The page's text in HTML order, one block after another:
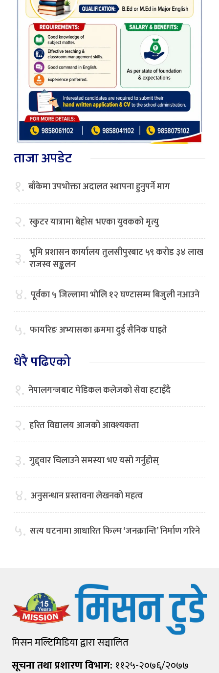
ताजा अपडेट
१. बाँकेमा उपभोक्ता अदालत स्थापना हुनुपर्ने माग
२. स्कुटर यात्रामा बेहोस भएका युवकको मृत्यु
३. भूमि प्रशासन कार्यालय तुलसीपुरबाट ५९ करोड ३४ लाख
राजस्व सङ्कलन
४. पूर्वका ५ जिल्लामा भाेलि १२ घण्टासम्म बिजुली नआउने
५. फायरिङ अभ्यासका क्रममा दुई सैनिक घाइते
धेरै पढिएको
१. नेपालगन्जबाट मेडिकल कलेजको सेवा हटाइँदै
२. हरित विद्यालय आजको आवश्यकता
३. गुद्द्वार चिलाउने समस्या भए यसो गर्नुहोस्
४. अनुसन्धान प्रस्तावना लेखनको महत्व
५. सत्य घटनामा आधारित फिल्म ‘जनक्रान्ति’ निर्माण गरिने
मिसन मल्टिमिडिया द्वारा सञ्चालित
सूचना तथा प्रशारण विभाग: ११२५-२०७६/२०७७